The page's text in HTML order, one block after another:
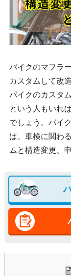
バイクのマフラ
カスタムして改
バイクのカスタ
という人もいれ
でしょう。バイ
は、車検に関わ
ムと構造変更、